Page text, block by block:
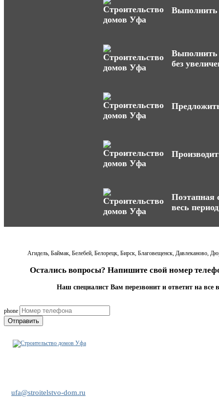
Выполнить
без
Поэтапная
весь
Агидель, Баймак, Белебей, Белорецк, Бирск, Благовещенск,
Остались вопросы? Напишите свой номер
Наш специалист Вам перезвонит и ответит на все
phone
Отправить
ufa@stroitelstvo-dom.ru